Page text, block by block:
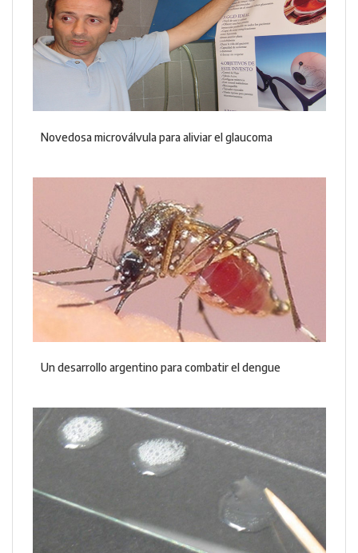
Novedosa microválvula para aliviar el glaucoma
Un desarrollo argentino para combatir el dengue